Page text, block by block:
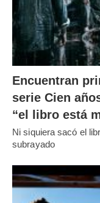
Encuentran
serie Cien
“el libro está
Ni siquiera sacó el
subrayado